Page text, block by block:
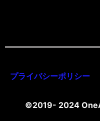
プライバシーポリシー
©2019- 2024